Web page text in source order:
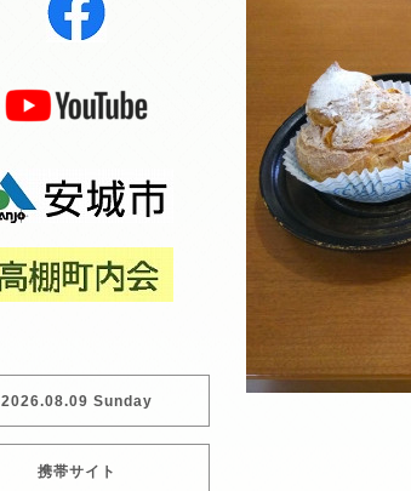
2026.08.09 Sunday
携帯サイト